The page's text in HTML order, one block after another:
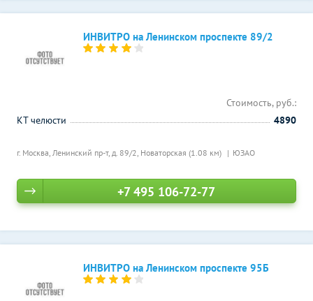
ИНВИТРО на Ленинском проспекте 89/2
г. Москва, Ленинский пр-т, д. 89/2, Новаторская (1.08 км) ЮЗАО
Стоимость, руб.:
КТ челюсти
4890
+7 495 106-72-77
ИНВИТРО на Ленинском проспекте 95Б